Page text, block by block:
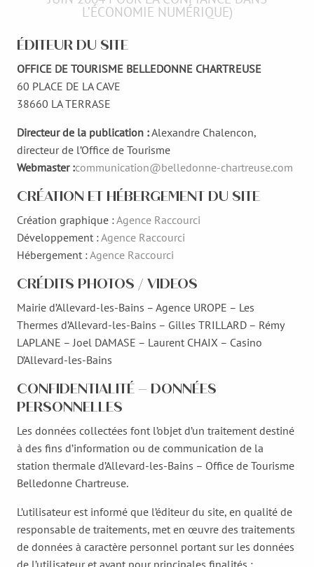
L’ÉCONOMIE NUMÉRIQUE)
ÉDITEUR DU SITE
OFFICE DE TOURISME BELLEDONNE CHARTREUSE
60 PLACE DE LA CAVE
38660 LA TERRASE
Directeur de la publication :Alexandre Chalencon,
directeur de l’Office de Tourisme
Webmaster :communication@belledonne-chartreuse.com
CRÉATION ET HÉBERGEMENT DU SITE
Création graphique :Agence Raccourci
Développement :Agence Raccourci
Hébergement :Agence Raccourci
CRÉDITS PHOTOS / VIDEOS
Mairie d’Allevard-les-Bains – Agence UROPE – Les
Thermes d’Allevard-les-Bains – Gilles TRILLARD – Rémy
LAPLANE – Joel DAMASE – Laurent CHAIX – Casino
D’Allevard-les-Bains
CONFIDENTIALITÉ – DONNÉES
PERSONNELLES
Les données collectées font l’objet d’un traitement destiné
à des fins d’information ou de communication de la
station thermale d’Allevard-les-Bains – Office de Tourisme
Belledonne Chartreuse.
L’utilisateur est informé que l’éditeur du site, en qualité de
responsable de traitements, met en œuvre des traitements
de données à caractère personnel portant sur les données
de l’utilisateur et ayant pour principales finalités :